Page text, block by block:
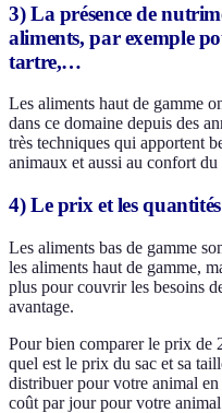
3) La présence de
aliments, par exemple
tartre,…
Les aliments haut de gamme
dans ce domaine depuis des
très techniques qui apportent
animaux et aussi au confort du
4) Le prix et les
Les aliments bas de gamme
les aliments haut de gamme,
plus pour couvrir les besoins
avantage.
Pour bien comparer le prix de
quel est le prix du sac et sa
distribuer pour votre animal
coût par jour pour votre